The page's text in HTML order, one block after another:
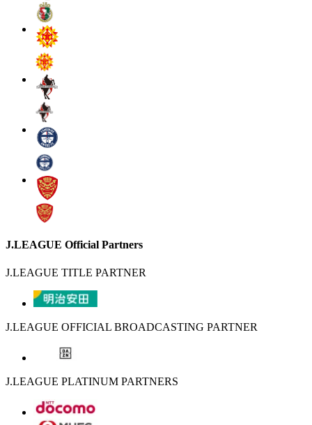
J.LEAGUE Official Partners
J.LEAGUE TITLE PARTNER
J.LEAGUE OFFICIAL BROADCASTING PARTNER
J.LEAGUE PLATINUM PARTNERS